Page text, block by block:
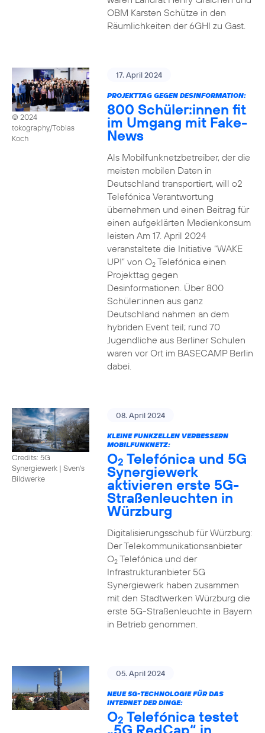
OBM Karsten Schütze in den
Räumlichkeiten der 6GHI zu Gast.
© 2024
tokography/Tobias
Koch
17. April 2024
PROJEKTTAG GEGEN DESINFORMATION:
800 Schüler:innen fit
im Umgang mit Fake-
News
Als Mobilfunknetzbetreiber, der die
meisten mobilen Daten in
Deutschland transportiert, will o2
Telefónica Verantwortung
übernehmen und einen Beitrag für
einen aufgeklärten Medienkonsum
leisten Am 17. April 2024
veranstaltete die Initiative “WAKE
UP!” von O2Telefónica einen
Projekttag gegen
Desinformationen. Über 800
Schüler:innen aus ganz
Deutschland nahmen an dem
hybriden Event teil; rund 70
Jugendliche aus Berliner Schulen
waren vor Ort im BASECAMP Berlin
dabei.
Credits: 5G
Synergiewerk | Sven's
Bildwerke
08. April 2024
KLEINE FUNKZELLEN VERBESSERN
MOBILFUNKNETZ:
O2 Telefónica und 5G
Synergiewerk
aktivieren erste 5G-
Straßenleuchten in
Würzburg
Digitalisierungsschub für Würzburg:
Der Telekommunikationsanbieter
O2Telefónica und der
Infrastrukturanbieter 5G
Synergiewerk haben zusammen
mit den Stadtwerken Würzburg die
erste 5G-Straßenleuchte in Bayern
in Betrieb genommen.
05. April 2024
NEUE 5G-TECHNOLOGIE FÜR DAS
INTERNET DER DINGE:
O2 Telefónica testet
„5G RedCap“ in